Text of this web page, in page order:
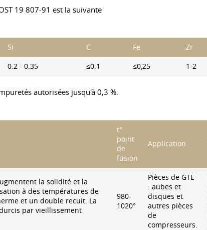
19 807-91 est la suivante
Si C Fe Zr
0.2 - 0.35 ≤0.1 ≤0,25 1-2
autorisées jusqu'à 0,3 %.
t°
point
de
fusion
Application
la solidité et la
à des températures de
et un double recuit. La
par vieillissement
980-
1020°
Pièces de GTE
: aubes et
disques et
autres pièces
de
compresseurs.